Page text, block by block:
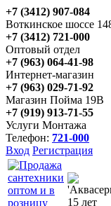
+7 (3412) 907-084
Воткинское шоссе
+7 (3412) 721-000
Оптовый отдел
+7 (963) 064-41-98
Интернет-магазин
+7 (963) 029-71-92
Магазин Пойма 19В
+7 (919) 913-71-55
Услуги Монтажа
Телефон: 721-000
Вход Регистрация